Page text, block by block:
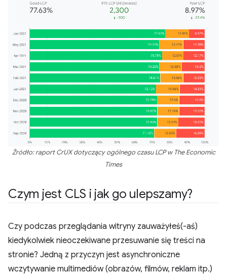
Źródło: raport CrUX dotyczący ogólnego czasu LCP w The Economic
Times
Czym jest CLS i jak go ulepszamy?
Czy podczas przeglądania witryny zauważyłeś(-aś)
kiedykolwiek nieoczekiwane przesuwanie się treści na
stronie? Jedną z przyczyn jest asynchroniczne
wczytywanie multimediów (obrazów, filmów, reklam itp.)